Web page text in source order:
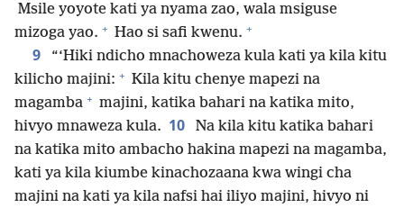
Msile yoyote kati ya nyama zao, wala msiguse
mizoga yao. + Hao si safi kwenu. +
9
“‘Hiki ndicho mnachoweza kula kati ya kila kitu
kilicho majini: + Kila kitu chenye mapezi na
magamba + majini, katika bahari na katika mito,
hivyo mnaweza kula. 10
Na kila kitu katika bahari
na katika mito ambacho hakina mapezi na magamba,
kati ya kila kiumbe kinachozaana kwa wingi cha
majini na kati ya kila nafsi hai iliyo majini, hivyo ni